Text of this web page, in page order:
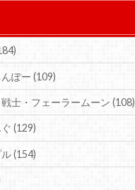
んぽー(109)
士・フェーラームーン(108)
ぐ(129)
ル(154)